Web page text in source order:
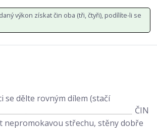
výkon získat čin oba (tři, čtyři), podílíte-li se
se dělte rovným dílem (stačí
ČIN
nepromokavou střechu, stěny dobře